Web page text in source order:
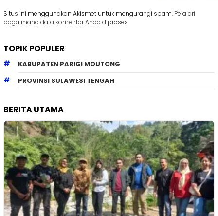
Situs ini menggunakan Akismet untuk mengurangi spam. Pelajari
bagaimana data komentar Anda diproses
TOPIK POPULER
KABUPATEN PARIGI MOUTONG
PROVINSI SULAWESI TENGAH
BERITA UTAMA